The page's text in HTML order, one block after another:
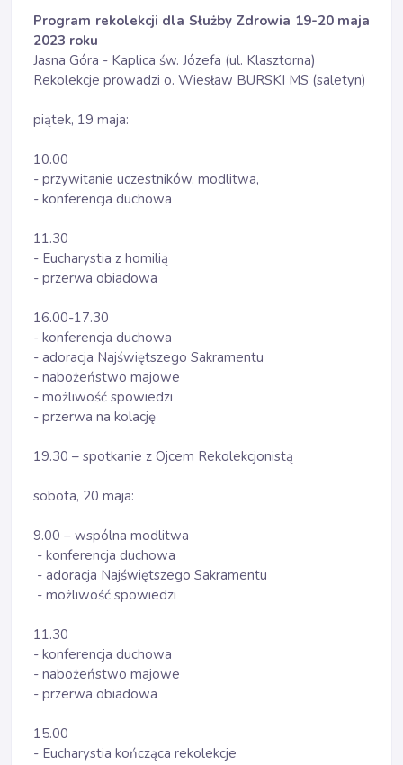
Program rekolekcji dla Służby Zdrowia 19-20 maja
2023 roku
Jasna Góra - Kaplica św. Józefa (ul. Klasztorna)
Rekolekcje prowadzi o. Wiesław BURSKI MS (saletyn)
piątek, 19 maja:
10.00
- przywitanie uczestników, modlitwa,
- konferencja duchowa
11.30
- Eucharystia z homilią
- przerwa obiadowa
16.00-17.30
- konferencja duchowa
- adoracja Najświętszego Sakramentu
- nabożeństwo majowe
- możliwość spowiedzi
- przerwa na kolację
19.30 – spotkanie z Ojcem Rekolekcjonistą
sobota, 20 maja:
9.00 – wspólna modlitwa
- konferencja duchowa
- adoracja Najświętszego Sakramentu
- możliwość spowiedzi
11.30
- konferencja duchowa
- nabożeństwo majowe
- przerwa obiadowa
15.00
- Eucharystia kończąca rekolekcje